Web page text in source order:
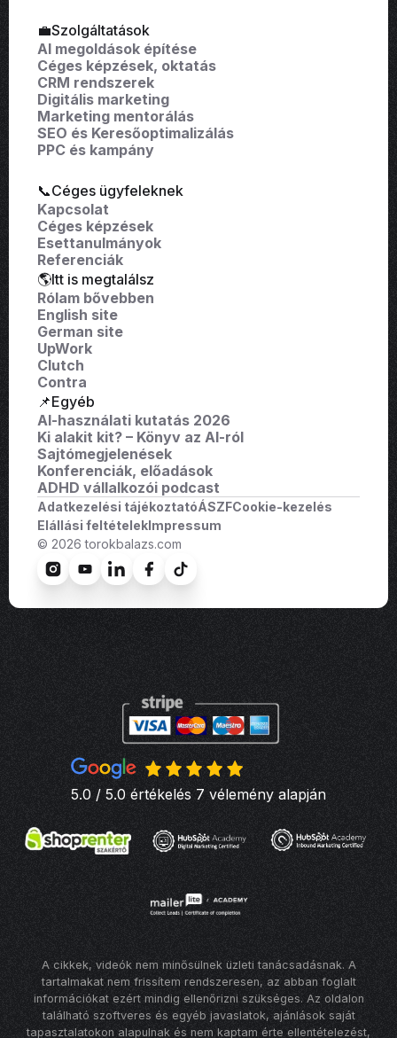
💼Szolgáltatások
AI megoldások építése
Céges képzések, oktatás
CRM rendszerek
Digitális marketing
Marketing mentorálás
SEO és Keresőoptimalizálás
PPC és kampány
📞Céges ügyfeleknek
Kapcsolat
Céges képzések
Esettanulmányok
Referenciák
🌎Itt is megtalálsz
Rólam bővebben
English site
German site
UpWork
Clutch
Contra
📌Egyéb
AI-használati kutatás 2026
Ki alakit kit? – Könyv az AI-ról
Sajtómegjelenések
Konferenciák, előadások
ADHD vállalkozói podcast
Adatkezelési tájékoztatóÁSZFCookie-kezelés
Elállási feltételekImpressum
© 2026 torokbalazs.com
5.0 / 5.0 értékelés 7 vélemény alapján
A cikkek, videók nem minősülnek üzleti tanácsadásnak. A
tartalmakat nem frissítem rendszeresen, az abban foglalt
információkat ezért mindig ellenőrizni szükséges. Az oldalon
található szoftveres és egyéb javaslatok, ajánlások saját
tapasztalatokon alapulnak és nem kaptam érte ellentételezést,